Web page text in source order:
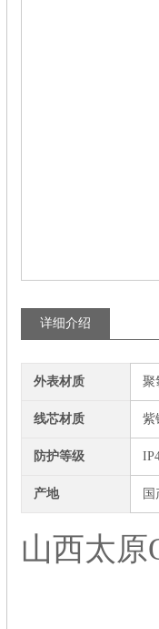
详细介绍
外表材质 聚
线芯材质 紫
防护等级
产地 国
山西太原